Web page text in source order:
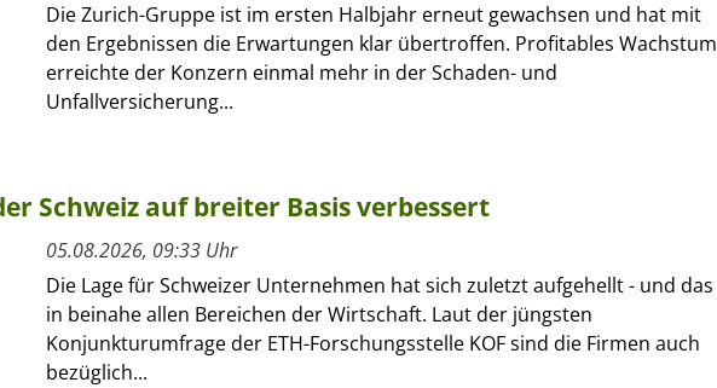
Die Zurich-Gruppe ist im ersten Halbjahr erneut gewachsen und hat mit
den Ergebnissen die Erwartungen klar übertroffen. Profitables Wachstum
erreichte der Konzern einmal mehr in der Schaden- und
Unfallversicherung...
Schweiz auf breiter Basis verbessert
05.08.2026, 09:33 Uhr
Die Lage für Schweizer Unternehmen hat sich zuletzt aufgehellt - und das
in beinahe allen Bereichen der Wirtschaft. Laut der jüngsten
Konjunkturumfrage der ETH-Forschungsstelle KOF sind die Firmen auch
bezüglich...